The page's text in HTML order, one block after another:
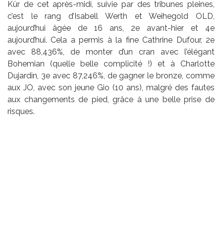
Kür de cet après-midi, suivie par des tribunes pleines,
c’est le rang d’Isabell Werth et Weihegold OLD,
aujourd’hui âgée de 16 ans, 2e avant-hier et 4e
aujourd’hui. Cela a permis à la fine Cathrine Dufour, 2e
avec 88,436%, de monter d’un cran avec l’élégant
Bohemian (quelle belle complicité !) et à Charlotte
Dujardin, 3e avec 87,246%, de gagner le bronze, comme
aux JO, avec son jeune Gio (10 ans), malgré des fautes
aux changements de pied, grâce à une belle prise de
risques.